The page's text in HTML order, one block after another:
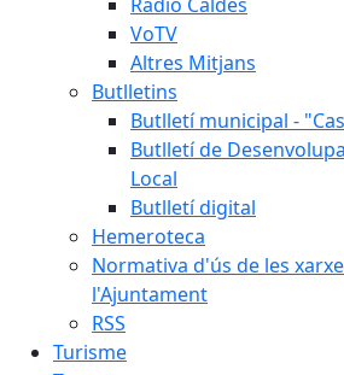
VoTV
Altres Mitjans
Butlletins
Butlletí municipal -
Butlletí de
Local
Butlletí digital
Hemeroteca
Normativa d'ús de les
l'Ajuntament
RSS
Turisme